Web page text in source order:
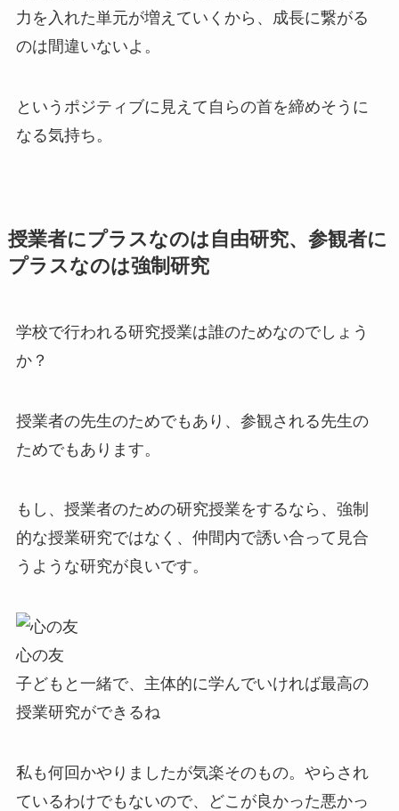
力を入れた単元が増えていくから、成長に繋がる
のは間違いないよ。
というポジティブに見えて自らの首を締めそうに
なる気持ち。
授業者にプラスなのは自由研究、参観者に
プラスなのは強制研究
学校で行われる研究授業は誰のためなのでしょう
か？
授業者の先生のためでもあり、参観される先生の
ためでもあります。
もし、授業者のための研究授業をするなら、強制
的な授業研究ではなく、仲間内で誘い合って見合
うような研究が良いです。
心の友
子どもと一緒で、主体的に学んでいければ最高の
授業研究ができるね
私も何回かやりましたが気楽そのもの。やらされ
ているわけでもないので、どこが良かった悪かっ